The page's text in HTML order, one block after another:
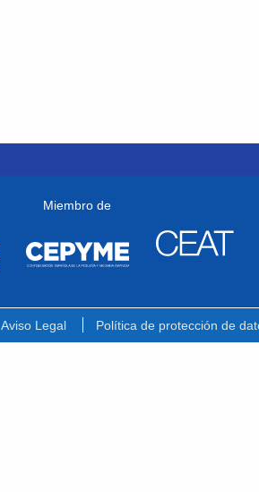
Miembro de
Aviso Legal Política de protección de